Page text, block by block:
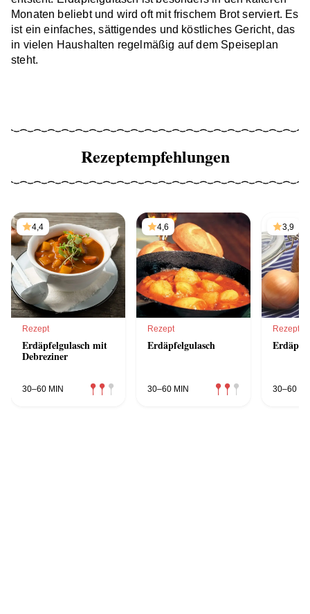
Monaten beliebt und wird oft mit frischem Brot serviert. Es
ist ein einfaches, sättigendes und köstliches Gericht, das
in vielen Haushalten regelmäßig auf dem Speiseplan
steht.
Rezeptempfehlungen
4,4
Rezept
Erdäpfelgulasch mit
Debreziner
30–60 MIN
4,6
Rezept
Erdäpfelgulasch
30–60 MIN
3,9
Rezept
30–60